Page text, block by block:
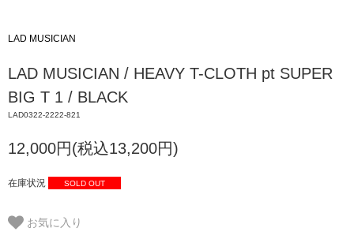
LAD MUSICIAN
LAD MUSICIAN / HEAVY T-CLOTH pt SUPER
BIG T 1 / BLACK
LAD0322-2222-821
12,000円(税込13,200円)
在庫状況 SOLD OUT
お気に入り